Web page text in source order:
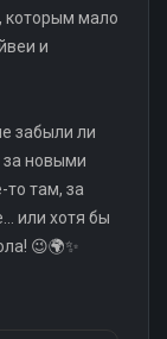
которым мало
и
забыли ли
за новыми
то там, за
или хотя бы
😉🌍✨